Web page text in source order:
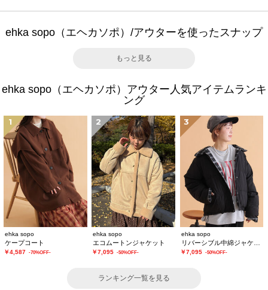
ehka sopo（エヘカソポ）/アウターを使ったスナップ
もっと見る
ehka sopo（エヘカソポ）アウター人気アイテムランキ
ング
1
ehka sopo
ケープコート
￥4,587 -70%OFF-
2
ehka sopo
エコムートンジャケット
￥7,095 -50%OFF-
3
ehka sopo
￥7,095 -50%OFF-
ランキング一覧を見る